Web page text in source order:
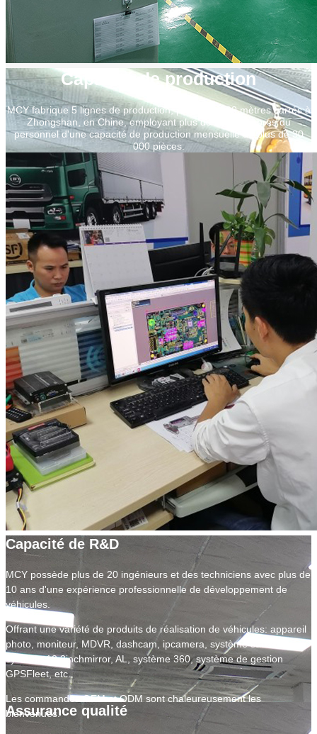
Capacité de production
MCY fabrique 5 lignes de production, plus de 3 000 mètres carrés à
Zhongshan, en Chine, employant plus de 100 membres du
personnel d'une capacité de production mensuelle de plus de 30
000 pièces.
Capacité de R&D
MCY possède plus de 20 ingénieurs et des techniciens avec plus de
10 ans d'une expérience professionnelle de développement de
véhicules.
Offrant une variété de produits de réalisation de véhicules: appareil
photo, moniteur, MDVR, dashcam, ipcamera, système sans fil,
système 12.3inchmirror, AL, système 360, système de gestion
GPSFleet, etc.
Les commandes OEM et ODM sont chaleureusement les
bienvenues.
Assurance qualité